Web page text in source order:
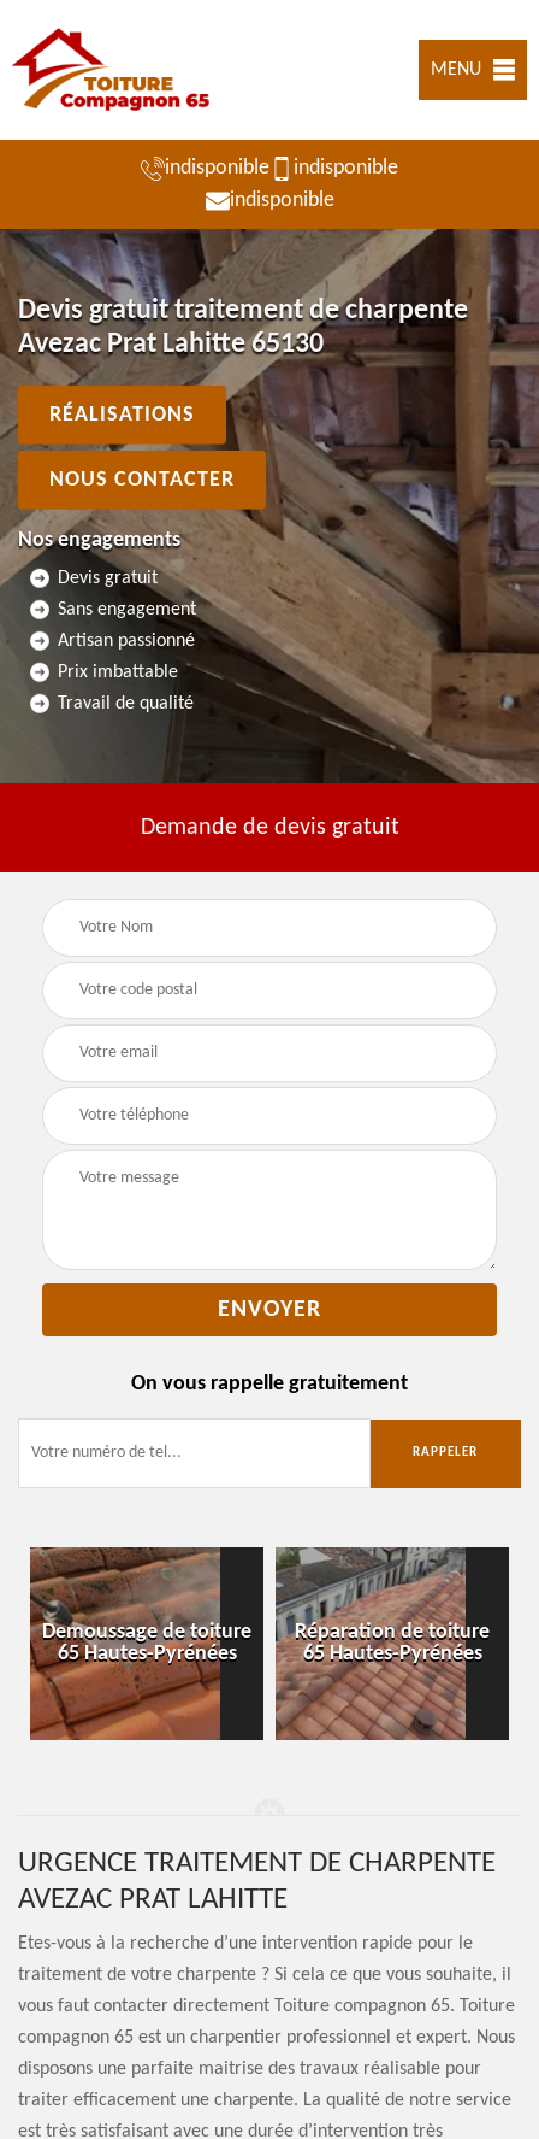
MENU
indisponible
indisponible
indisponible
Devis gratuit traitement de charpente
Avezac Prat Lahitte 65130
RÉALISATIONS
NOUS CONTACTER
Nos engagements
Devis gratuit
Sans engagement
Artisan passionné
Prix imbattable
Travail de qualité
Demande de devis gratuit
On vous rappelle gratuitement
Demoussage de toiture
65 Hautes-Pyrénées
Réparation de toiture
65 Hautes-Pyrénées
URGENCE TRAITEMENT DE CHARPENTE
AVEZAC PRAT LAHITTE
Etes-vous à la recherche d’une intervention rapide pour le
traitement de votre charpente ? Si cela ce que vous souhaite, il
vous faut contacter directement Toiture compagnon 65. Toiture
compagnon 65 est un charpentier professionnel et expert. Nous
disposons une parfaite maitrise des travaux réalisable pour
traiter efficacement une charpente. La qualité de notre service
est très satisfaisant avec une durée d’intervention très